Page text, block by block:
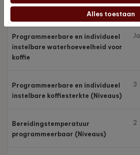
personaliseren
Programmeerbare en individueel
instelbare waterhoeveelheid voor
koffie
Ja
Programmeerbare en individueel
instelbare koffiesterkte (Niveaus)
3
Bereidingstemperatuur
programmeerbaar (Niveaus)
2
Alles toestaan